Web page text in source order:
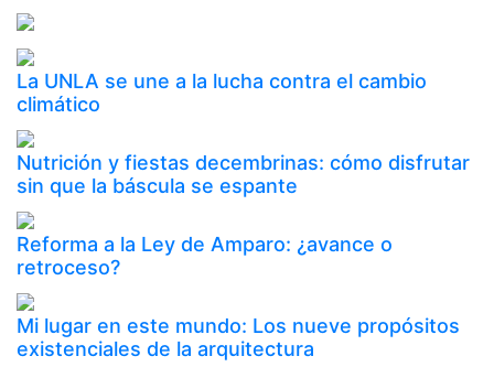
La UNLA se une a la lucha contra el cambio
climático
Nutrición y fiestas decembrinas: cómo disfrutar
sin que la báscula se espante
Reforma a la Ley de Amparo: ¿avance o
retroceso?
Mi lugar en este mundo: Los nueve propósitos
existenciales de la arquitectura